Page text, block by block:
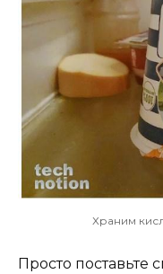
Храним
Просто поставьте